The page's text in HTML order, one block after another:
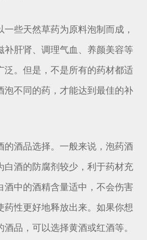
一些天然草药为原料泡制而成，
补肝肾、调理气血、养颜美容等
泛。但是，不是所有的药材都适
泡不同的药，才能达到最佳的补
的酒品选择。一般来说，泡药酒
白酒的防腐剂较少，利于药材充
酒中的酒精含量适中，不会伤害
药性更好地释放出来。如果你想
品，可以选择黄酒或红酒等。